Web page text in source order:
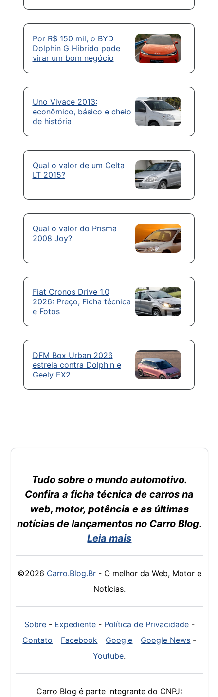
Por R$ 150 mil, o BYD
Dolphin G Híbrido pode
virar um bom negócio
Uno Vivace 2013:
econômico, básico e cheio
de história
Qual o valor de um Celta
LT 2015?
Qual o valor do Prisma
2008 Joy?
Fiat Cronos Drive 1.0
2026: Preço, Ficha técnica
e Fotos
DFM Box Urban 2026
estreia contra Dolphin e
Geely EX2
Tudo sobre o mundo automotivo.
Confira a ficha técnica de carros na
web, motor, potência e as últimas
notícias de lançamentos no Carro Blog.
Leia mais
©2026 Carro.Blog.Br- O melhor da Web, Motor e
Notícias.
Sobre- Expediente- Política de Privacidade-
Contato - Facebook - Google - Google News -
Youtube.
Carro Blog é parte integrante do CNPJ: